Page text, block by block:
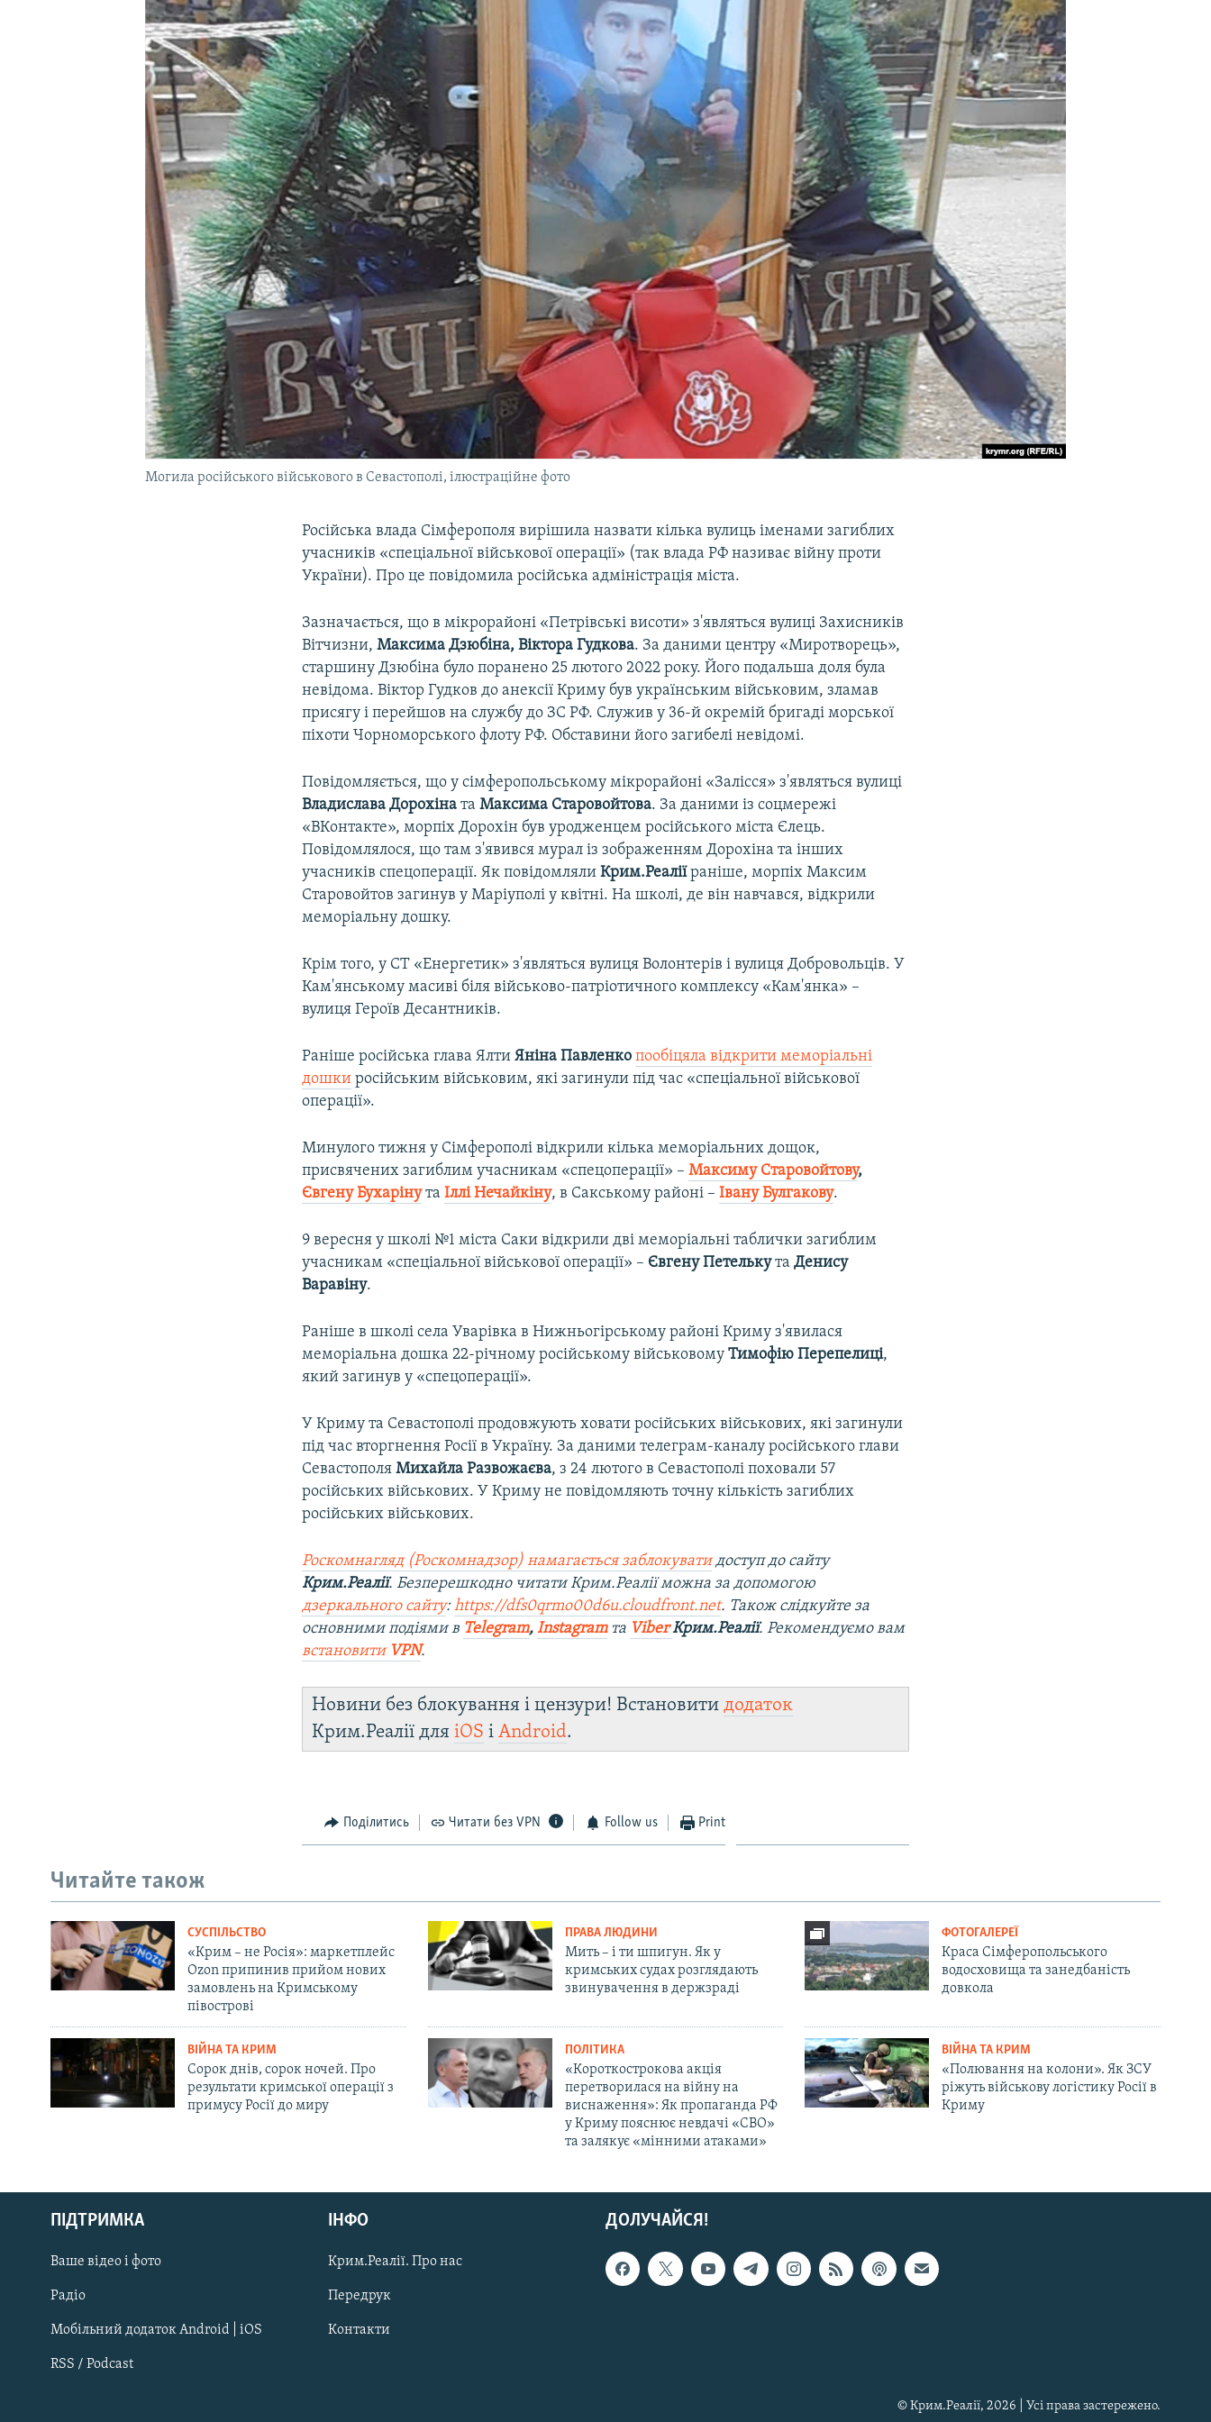
УКРАЇНСЬКА ПРОБЛЕМА КРИМУ
Русский
Qırımtatar
ДОЛУЧАЙСЯ!
Могила російського військового в Севастополі, ілюстраційне фото
Російська влада Сімферополя вирішила назвати кілька вулиць іменами загиблих
учасників «спеціальної військової операції» (так влада РФ називає війну проти
України). Про це повідомила російська адміністрація міста.
Зазначається, що в мікрорайоні «Петрівські висоти» з'являться вулиці Захисників
Вітчизни,Максима Дзюбіна, Віктора Гудкова. За даними центру «Миротворець»,
старшину Дзюбіна було поранено 25 лютого 2022 року. Його подальша доля була
невідома. Віктор Гудков до анексії Криму був українським військовим, зламав
присягу і перейшов на службу до ЗС РФ. Служив у 36-й окремій бригаді морської
піхоти Чорноморського флоту РФ. Обставини його загибелі невідомі.
Повідомляється, що у сімферопольському мікрорайоні «Залісся» з'являться вулиці
Владислава Дорохіната Максима Старовойтова. За даними із соцмережі
«ВКонтакте», морпіх Дорохін був уродженцем російського міста Єлець.
Повідомлялося, що там з'явився мурал із зображенням Дорохіна та інших
учасників спецоперації. Як повідомлялиКрим.Реаліїраніше, морпіх Максим
Старовойтов загинув у Маріуполі у квітні. На школі, де він навчався, відкрили
меморіальну дошку.
Крім того, у СТ «Енергетик» з'являться вулиця Волонтерів і вулиця Добровольців. У
Кам'янському масиві біля військово-патріотичного комплексу «Кам'янка» –
вулиця Героїв Десантників.
Раніше російська глава ЯлтиЯніна Павленко пообіцяла відкрити меморіальні
дошки російським військовим, які загинули під час «спеціальної військової
операції».
Минулого тижня у Сімферополі відкрили кілька меморіальних дощок,
присвячених загиблим учасникам «спецоперації» –Максиму Старовойтову,
Євгену Бухаріну та Іллі Нечайкіну, в Сакському районі –Івану Булгакову.
9 вересня у школі №1 міста Саки відкрили дві меморіальні таблички загиблим
учасникам «спеціальної військової операції» – Євгену Петелькута Денису
Варавіну.
Раніше в школі села Уварівка в Нижньогірському районі Криму з'явилася
меморіальна дошка 22-річному російському військовомуТимофію Перепелиці,
який загинув у «спецоперації».
У Криму та Севастополі продовжують ховати російських військових, які загинули
під час вторгнення Росії в Україну. За даними телеграм-каналу російського глави
СевастополяМихайла Развожаєва, з 24 лютого в Севастополі поховали 57
російських військових. У Криму не повідомляють точну кількість загиблих
російських військових.
Роскомнагляд (Роскомнадзор) намагається заблокуватидоступ до сайту
Крим.Реалії. Безперешкодно читати Крим.Реалії можна за допомогою
дзеркального сайту:https://dfs0qrmo00d6u.cloudfront.net. Також слідкуйте за
основними подіями в Telegram,Instagramта ViberКрим.Реалії. Рекомендуємо вам
встановити VPN.
Новини без блокування і цензури! Встановитидодаток
Крим.Реалії дляiOS іAndroid.
Поділитись Читати без VPN Follow us Print
Читайте також
СУСПІЛЬСТВО
«Крим – не Росія»: маркетплейс
Ozon припинив прийом нових
замовлень на Кримському
півострові
ПРАВА ЛЮДИНИ
Мить – і ти шпигун. Як у
кримських судах розглядають
звинувачення в держзраді
ФОТОГАЛЕРЕЇ
Краса Сімферопольського
водосховища та занедбаність
довкола
ВІЙНА ТА КРИМ
Сорок днів, сорок ночей. Про
результати кримської операції з
примусу Росії до миру
ПОЛІТИКА
«Короткострокова акція
перетворилася на війну на
виснаження»: Як пропаганда РФ
у Криму пояснює невдачі «СВО»
та залякує «мінними атаками»
ВІЙНА ТА КРИМ
«Полювання на колони». Як ЗСУ
ріжуть військову логістику Росії в
Криму
ДОЛУЧАЙСЯ!
ПІДТРИМКА
Ваше відео і фото
Радіо
Мобільний додаток Android | iOS
RSS / Podcast
ІНФО
Крим.Реалії. Про нас
Передрук
Контакти
© Крим.Реалії, 2026 | Усі права застережено.